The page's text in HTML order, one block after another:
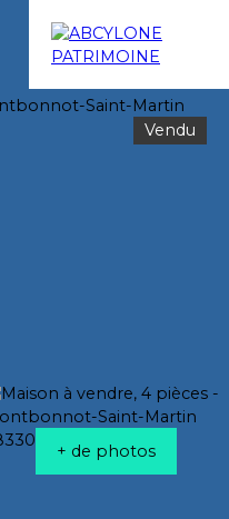
Vendu
+ de photos